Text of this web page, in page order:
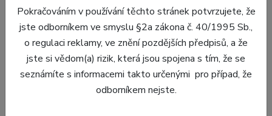
Není snadné to nejlepší ještě vylepšit, ale Ultradentu se to
podařilo! Nová polymerační lampa VALO X, nejinovativnější
dostupná polymerační lampa, byla zcela přepracována, aby
vám poskytla výkon, odolnost a přístup, který od světla
VALO očekáváte, ale se zcela novými, převratnými
funkcemi. Polymerační lampu VALO X si nyní můžete
Pokračováním v používání těchto stránek potvrzujete, že
jste odborníkem ve smyslu §2a zákona č. 40/1995 Sb.,
o regulaci reklamy, ve znění pozdějších předpisů, a že
jste si vědom(a) rizik, která jsou spojena s tím, že se
seznámíte s informacemi takto určenými pro případ, že
odborníkem nejste.